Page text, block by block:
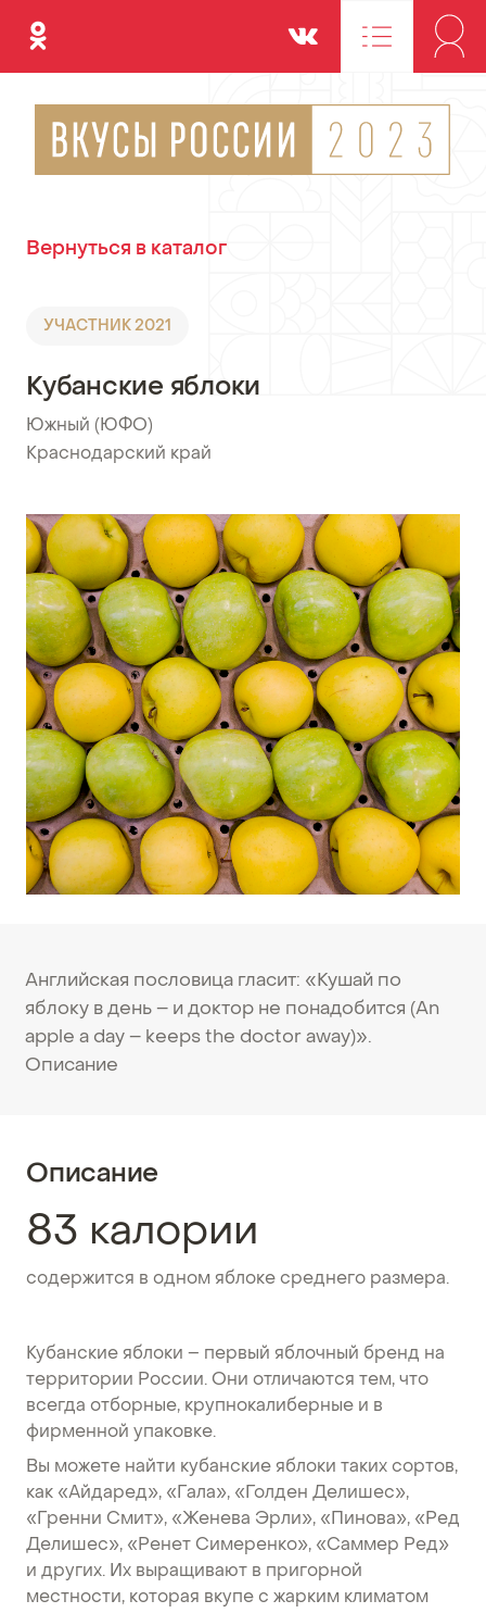
Одноклассники Вконтакте
Вернуться в каталог
УЧАСТНИК 2021
Кубанские яблоки
Южный (ЮФО)
•Краснодарский край
Английская пословица гласит: «Кушай по
яблоку в день – и доктор не понадобится (An
apple a day – keeps the doctor away)».
Описание
Описание
83 калории
содержится в одном яблоке среднего размера.
Кубанские яблоки – первый яблочный бренд на
территории России. Они отличаются тем, что
всегда отборные, крупнокалиберные и в
фирменной упаковке.
Вы можете найти кубанские яблоки таких сортов,
как «Айдаред», «Гала», «Голден Делишес»,
«Гренни Смит», «Женева Эрли», «Пинова», «Ред
Делишес», «Ренет Симеренко», «Саммер Ред»
и других. Их выращивают в пригорной
местности, которая вкупе с жарким климатом